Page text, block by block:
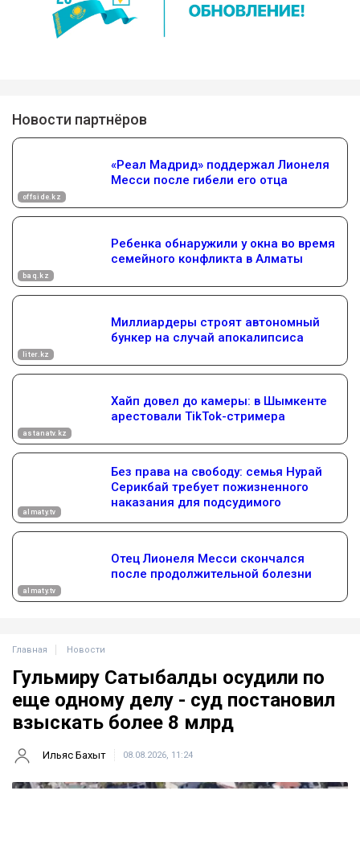
Главная Новости
Гульмиру Сатыбалды осудили по
еще одному делу - суд постановил
взыскать более 8 млрд
Ильяс Бахыт 08.08.2026, 11:24